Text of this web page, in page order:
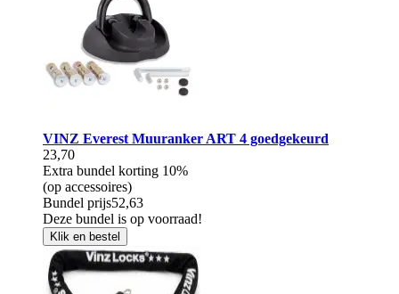
VINZ Everest Muuranker ART 4 goedgekeurd
23,70
Extra bundel korting 10%
(op accessoires)
Bundel prijs52,63
Deze bundel is op voorraad!
Klik en bestel